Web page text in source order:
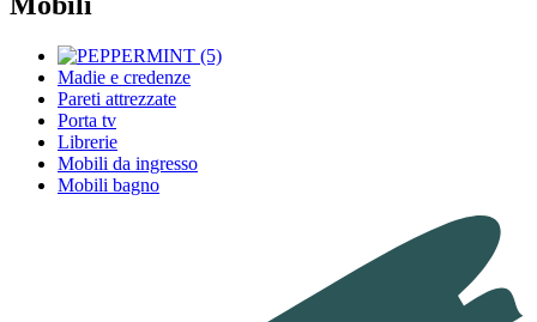
Madie e credenze
Pareti attrezzate
Porta tv
Librerie
Mobili da ingresso
Mobili bagno